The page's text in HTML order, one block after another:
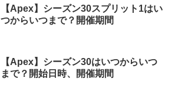
【Apex】シーズン30スプリット1はい
つからいつまで？開催期間
【Apex】シーズン30はいつからいつ
まで？開始日時、開催期間